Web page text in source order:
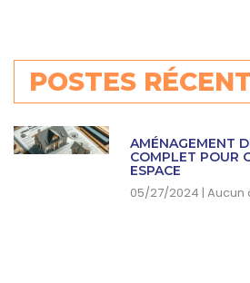
POSTES
AMÉNAGEMENT
COMPLET POUR
ESPACE
05/27/2024 Aucun